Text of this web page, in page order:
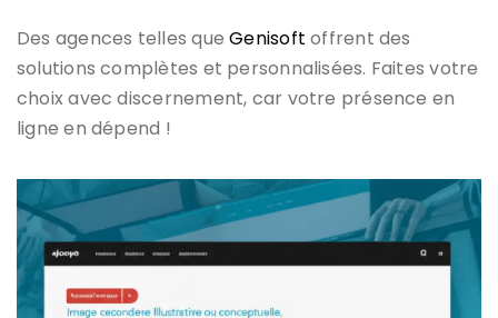
Des agences telles queGenisoft offrent des
solutions complètes et personnalisées. Faites votre
choix avec discernement, car votre présence en
ligne en dépend !